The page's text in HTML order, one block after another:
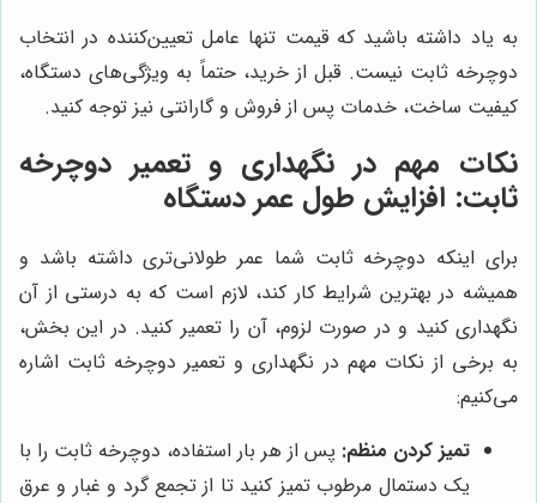
به یاد داشته باشید که قیمت تنها عامل تعیین‌کننده در انتخاب
دوچرخه ثابت نیست. قبل از خرید، حتماً به ویژگی‌های دستگاه،
کیفیت ساخت، خدمات پس از فروش و گارانتی نیز توجه کنید.
نکات مهم در نگهداری و تعمیر دوچرخه
ثابت: افزایش طول عمر دستگاه
برای اینکه دوچرخه ثابت شما عمر طولانی‌تری داشته باشد و
همیشه در بهترین شرایط کار کند، لازم است که به درستی از آن
نگهداری کنید و در صورت لزوم، آن را تعمیر کنید. در این بخش،
به برخی از نکات مهم در نگهداری و تعمیر دوچرخه ثابت اشاره
می‌کنیم:
تمیز کردن منظم: پس از هر بار استفاده، دوچرخه ثابت را با
یک دستمال مرطوب تمیز کنید تا از تجمع گرد و غبار و عرق